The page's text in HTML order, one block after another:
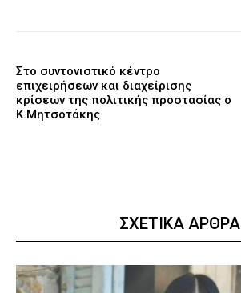
Στο συντονιστικό κέντρο
επιχειρήσεων και διαχείρισης
κρίσεων της πολιτικής προστασίας ο
Κ.Μητσοτάκης
ΣΧΕΤΙΚΑ ΑΡΘΡΑ